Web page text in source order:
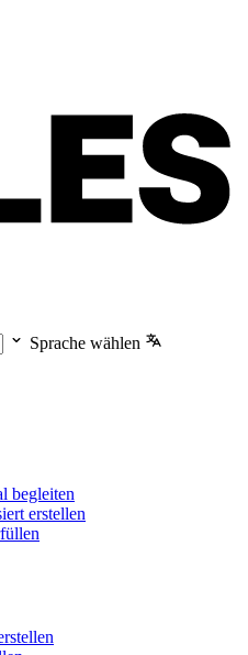
Sprache wählen
begleiten
erstellen